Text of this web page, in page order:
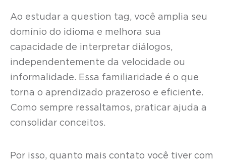
Ao estudar a question tag, você amplia seu
domínio do idioma e melhora sua
capacidade de interpretar diálogos,
independentemente da velocidade ou
informalidade. Essa familiaridade é o que
torna o aprendizado prazeroso e eficiente.
Como sempre ressaltamos, praticar ajuda a
consolidar conceitos.
Por isso, quanto mais contato você tiver com